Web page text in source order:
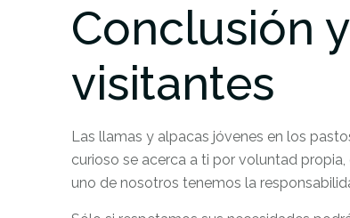
Conclusión
visitantes
Las llamas y alpacas jóvenes en los
curioso se acerca a ti por voluntad
uno de nosotros tenemos la